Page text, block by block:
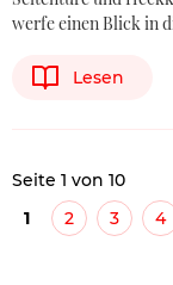
werfe einen Blick in
Lesen
Seite 1 von 10
1
2 3 4